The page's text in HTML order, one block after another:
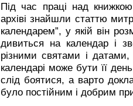
Під час праці над
архіві знайшли статтю
календарем”, у якій він
дивиться на календар і
різними святами і
календарі може бути її
слід боятися, а варто
було постійним і добрим